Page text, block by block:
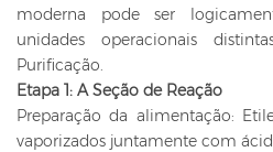
moderna pode ser
unidades operacionais
Purificação.
Etapa 1: A Seção de Reação
Preparação da alimentação:
vaporizados juntamente com